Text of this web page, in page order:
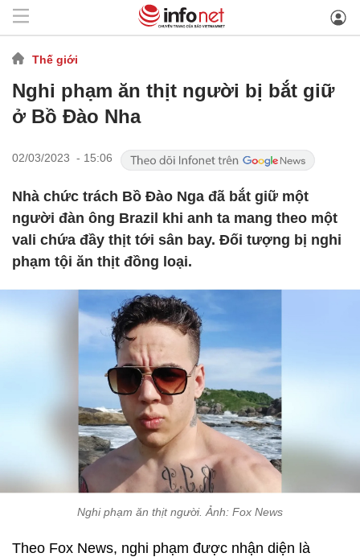
Thế giới
Nghi phạm ăn thịt người bị bắt giữ
ở Bồ Đào Nha
02/03/2023 - 15:06
Nhà chức trách Bồ Đào Nga đã bắt giữ một
người đàn ông Brazil khi anh ta mang theo một
vali chứa đầy thịt tới sân bay. Đối tượng bị nghi
phạm tội ăn thịt đồng loại.
Nghi phạm ăn thịt người. Ảnh: Fox News
Theo Fox News, nghi phạm được nhận diện là